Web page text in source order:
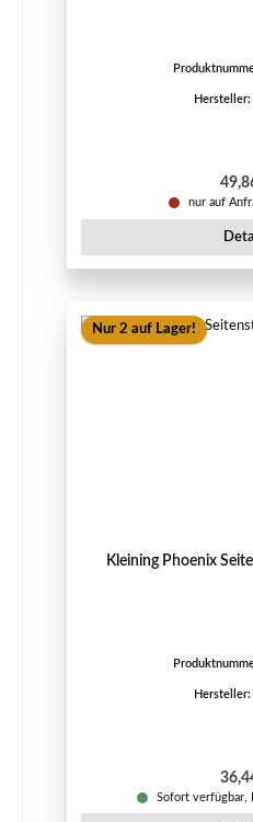
Hersteller:
nur auf
Nur 2 auf Lager!
Kleining Phoenix
Hersteller:
Sofort verfügbar,